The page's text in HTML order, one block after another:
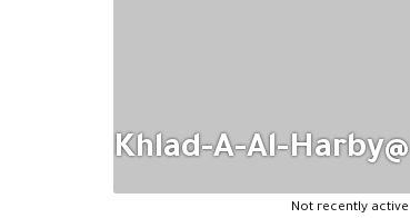
@khlad-A-Al-Harby
Not recently active